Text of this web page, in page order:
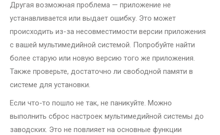
Другая возможная проблема — приложение не
устанавливается или выдает ошибку. Это может
происходить из-за несовместимости версии приложения
с вашей мультимедийной системой. Попробуйте найти
более старую или новую версию того же приложения.
Также проверьте, достаточно ли свободной памяти в
системе для установки.
Если что-то пошло не так, не паникуйте. Можно
выполнить сброс настроек мультимедийной системы до
заводских. Это не повлияет на основные функции